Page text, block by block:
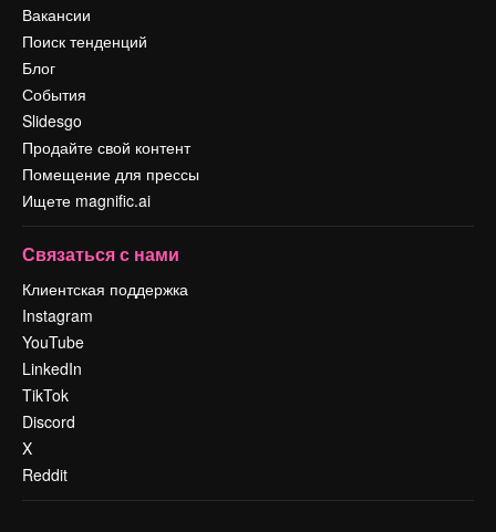
Вакансии
Поиск тенденций
Блог
События
Slidesgo
Продайте свой контент
Помещение для прессы
Ищете magnific.ai
Связаться с нами
Клиентская поддержка
Instagram
YouTube
LinkedIn
TikTok
Discord
X
Reddit